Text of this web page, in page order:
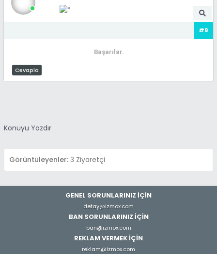
#8
Başarılar.
Cevapla
Konuyu Yazdır
Görüntüleyenler: 3 Ziyaretçi
GENEL SORUNLARINIZ İÇİN
detay@izmox.com
BAN SORUNLARINIZ İÇİN
ban@izmox.com
REKLAM VERMEK İÇİN
reklam@izmox.com